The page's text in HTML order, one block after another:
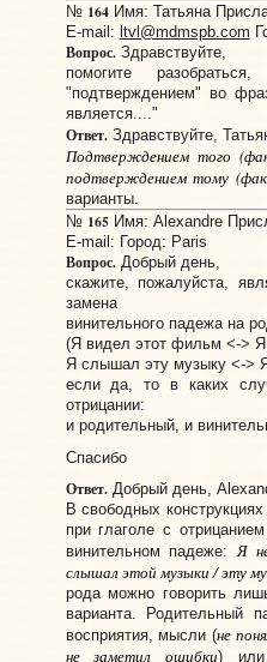
№ 164Имя: Татьяна
E-mail: ltvl@mdmspb.com
Вопрос.Здравствуйте,
помогите
"подтверждением" во
является...."
Ответ.Здравствуйте,
Подтверждением того
подтверждением тому
варианты.
№ 165Имя: Alexandre
E-mail: Город: Paris
Вопрос.Добрый день,
скажите, пожалуйста,
замена
винительного падежа на
(Я видел этот фильм <->
Я слышал эту музыку <->
если да, то в каких
отрицании:
и родительный, и
Спасибо
Ответ.Добрый день,
В свободных
при глаголе с
винительном падеже:Я
слышал этой музыки / эту
рода можно говорить
варианта. Родительный
восприятия, мысли (не
не заметил ошибки) или